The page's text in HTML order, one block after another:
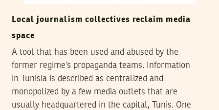
Local journalism collectives reclaim media
space
A tool that has been used and abused by the
former regime’s propaganda teams. Information
in Tunisia is described as centralized and
monopolized by a few media outlets that are
usually headquartered in the capital, Tunis. One